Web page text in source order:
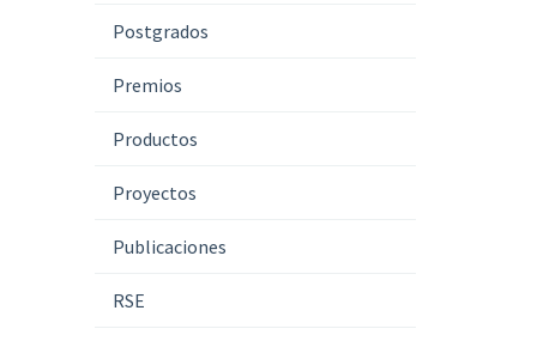
Postgrados
Premios
Productos
Proyectos
Publicaciones
RSE